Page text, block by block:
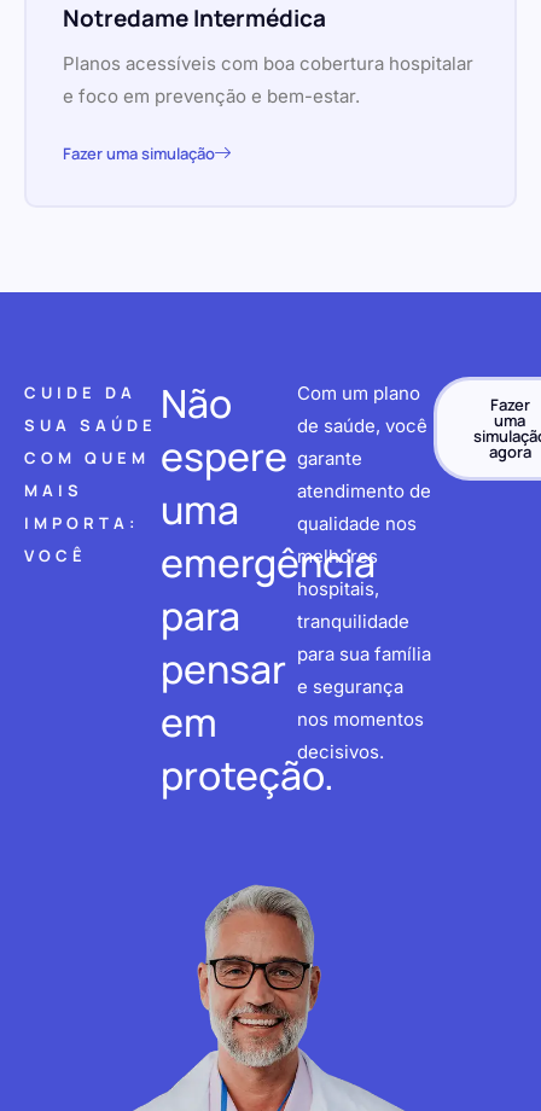
Notredame Intermédica
Planos acessíveis com boa cobertura hospitalar
e foco em prevenção e bem-estar.
Fazer uma simulação
CUIDE DA
SUA SAÚDE
COM QUEM
MAIS
IMPORTA:
VOCÊ
Não
espere
uma
emergência
para
pensar
em
proteção.
Com um plano
de saúde, você
garante
atendimento de
qualidade nos
melhores
hospitais,
tranquilidade
para sua família
e segurança
nos momentos
decisivos.
Fazer
uma
agora